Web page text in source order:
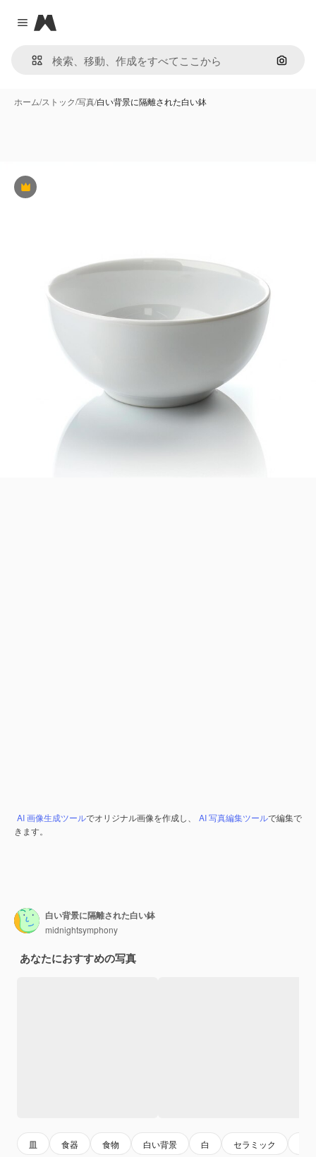
Close menu
Magnific
画像で
ホーム/ストック/写真/白い背景に隔離された白い鉢
Premium
AI 画像生成ツールでオリジナル画像を作成し、 AI 写真編集ツールで編集で
きます。
白い背景に隔離された白い鉢
midnightsymphony
あなたにおすすめの写真
皿 食器 食物 白い背景 白 セラミック